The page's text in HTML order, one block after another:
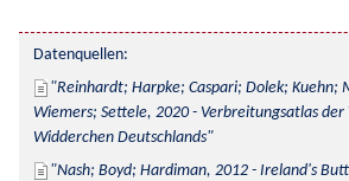
Datenquellen:
Reinhardt; Harpke; Caspari; Dolek; Kuehn;
Wiemers; Settele, 2020 - Verbreitungsatlas
Widderchen Deutschlands
Nash; Boyd; Hardiman, 2012 - Ireland's